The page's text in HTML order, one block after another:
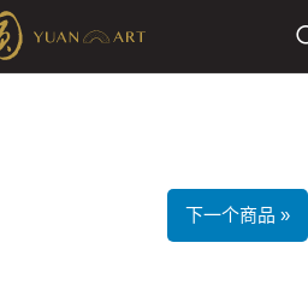
下一个商品 »